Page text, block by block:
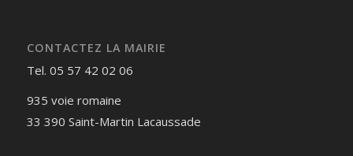
CONTACTEZ LA MAIRIE
Tel. 05 57 42 02 06
935 voie romaine
33 390 Saint-Martin Lacaussade